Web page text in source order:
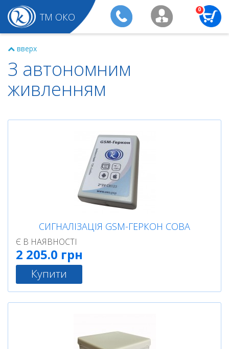
ТМ ОКО
0
вверх
З автономним
живленням
СИГНАЛІЗАЦІЯ GSM-ГЕРКОН СОВА
Є В НАЯВНОСТІ
2 205.0 грн
Купити